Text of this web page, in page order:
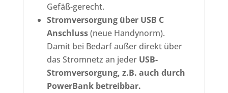
Gefäß-gerecht.
Stromversorgung über USB C
Anschluss(neue Handynorm).
Damit bei Bedarf außer direkt über
das Stromnetz an jeder USB-
Stromversorgung, z.B. auch durch
PowerBank betreibbar.